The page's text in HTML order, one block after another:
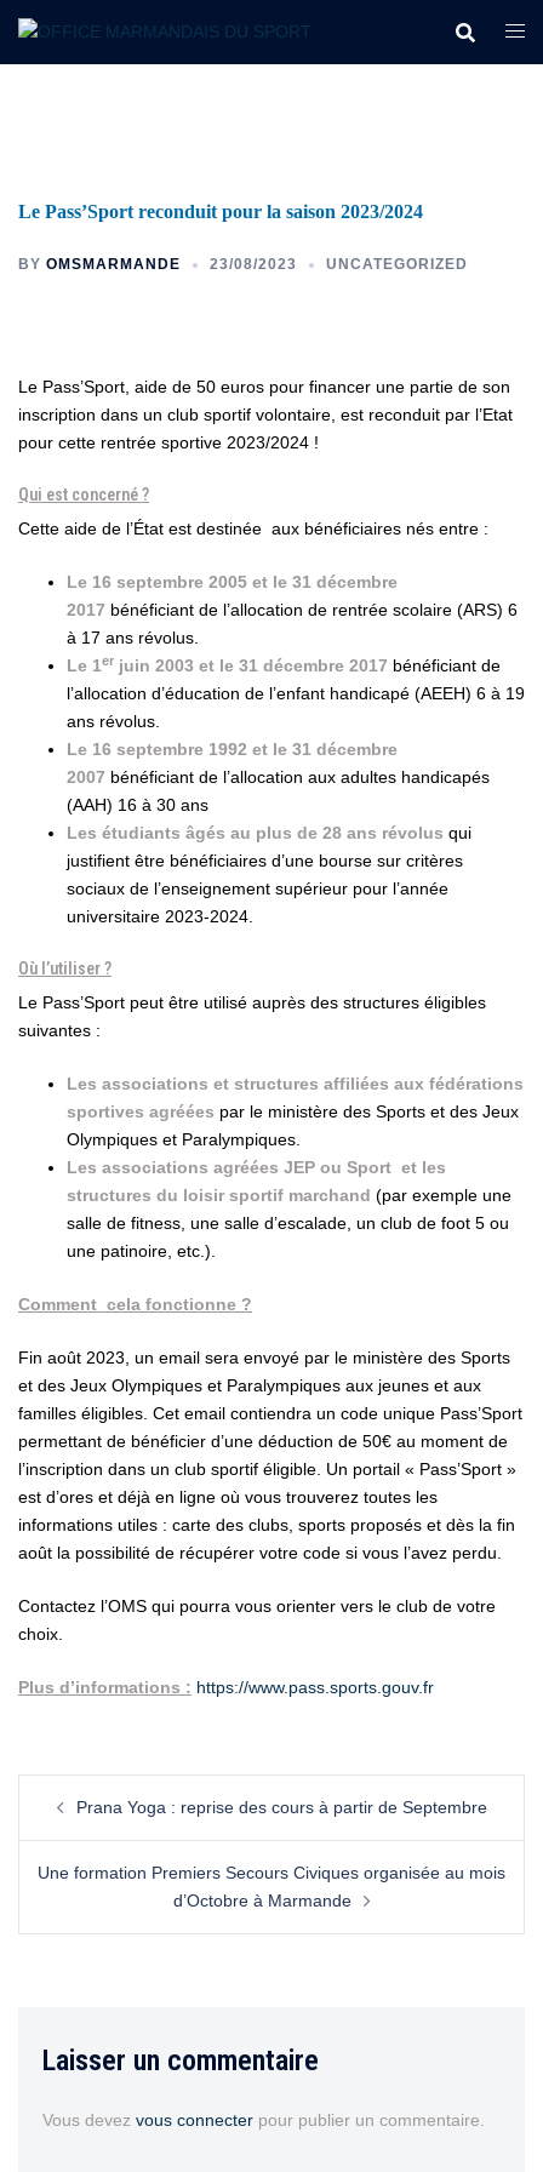
Le Pass’Sport reconduit pour la saison 2023/2024
BY OMSMARMANDE 23/08/2023 UNCATEGORIZED
Le Pass’Sport, aide de 50 euros pour financer une partie de son
inscription dans un club sportif volontaire, est reconduit par l’Etat
pour cette rentrée sportive 2023/2024 !
Qui est concerné ?
Cette aide de l’État est destinée aux bénéficiaires nés entre :
Le 16 septembre 2005 et le 31 décembre
2017 bénéficiant de l’allocation de rentrée scolaire (ARS) 6
à 17 ans révolus.
Le 1er juin 2003 et le 31 décembre 2017 bénéficiant de
l’allocation d’éducation de l’enfant handicapé (AEEH) 6 à 19
ans révolus.
Le 16 septembre 1992 et le 31 décembre
2007 bénéficiant de l’allocation aux adultes handicapés
(AAH) 16 à 30 ans
Les étudiants âgés au plus de 28 ans révolus qui
justifient être bénéficiaires d’une bourse sur critères
sociaux de l’enseignement supérieur pour l’année
universitaire 2023-2024.
Où l’utiliser ?
Le Pass’Sport peut être utilisé auprès des structures éligibles
suivantes :
Les associations et structures affiliées aux fédérations
sportives agréées par le ministère des Sports et des Jeux
Olympiques et Paralympiques.
Les associations agréées JEP ou Sport et les
structures du loisir sportif marchand (par exemple une
salle de fitness, une salle d’escalade, un club de foot 5 ou
une patinoire, etc.).
Comment cela fonctionne ?
Fin août 2023, un email sera envoyé par le ministère des Sports
et des Jeux Olympiques et Paralympiques aux jeunes et aux
familles éligibles. Cet email contiendra un code unique Pass’Sport
permettant de bénéficier d’une déduction de 50€ au moment de
l’inscription dans un club sportif éligible. Un portail « Pass’Sport »
est d’ores et déjà en ligne où vous trouverez toutes les
informations utiles : carte des clubs, sports proposés et dès la fin
août la possibilité de récupérer votre code si vous l’avez perdu.
Contactez l’OMS qui pourra vous orienter vers le club de votre
choix.
Plus d’informations : https://www.pass.sports.gouv.fr
Prana Yoga : reprise des cours à partir de Septembre
Une formation Premiers Secours Civiques organisée au mois
d’Octobre à Marmande
Laisser un commentaire
Vous devez vous connecter pour publier un commentaire.